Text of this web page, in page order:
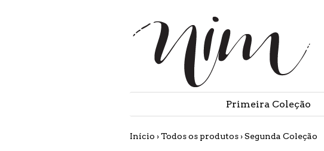
Primeira Coleção
Início ›Todos os produtos ›Segunda Coleção